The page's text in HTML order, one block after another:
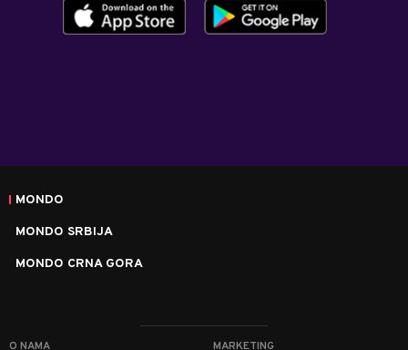
MONDO
MONDO SRBIJA
MONDO CRNA GORA
O NAMA MARKETING